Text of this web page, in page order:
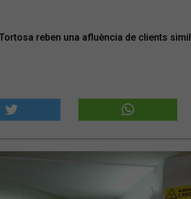
reben una afluència de clients